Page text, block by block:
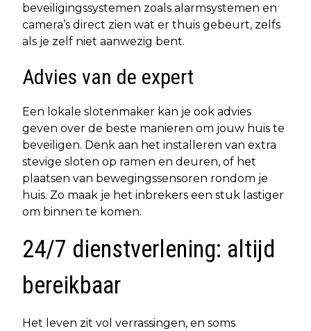
beveiligingssystemen zoals alarmsystemen en
camera’s direct zien wat er thuis gebeurt, zelfs
als je zelf niet aanwezig bent.
Advies van de expert
Een lokale slotenmaker kan je ook advies
geven over de beste manieren om jouw huis te
beveiligen. Denk aan het installeren van extra
stevige sloten op ramen en deuren, of het
plaatsen van bewegingssensoren rondom je
huis. Zo maak je het inbrekers een stuk lastiger
om binnen te komen.
24/7 dienstverlening: altijd
bereikbaar
Het leven zit vol verrassingen, en soms